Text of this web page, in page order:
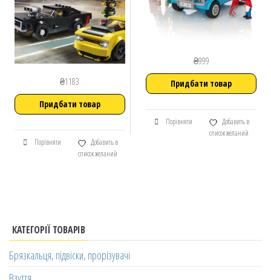
₴1183
Придбати товар
Порівняти
Добавить в
список желаний
₴999
Придбати товар
Порівняти
Добавить в
список желаний
КАТЕГОРІЇ ТОВАРІВ
Брязкальця, підвіски, прорізувачі